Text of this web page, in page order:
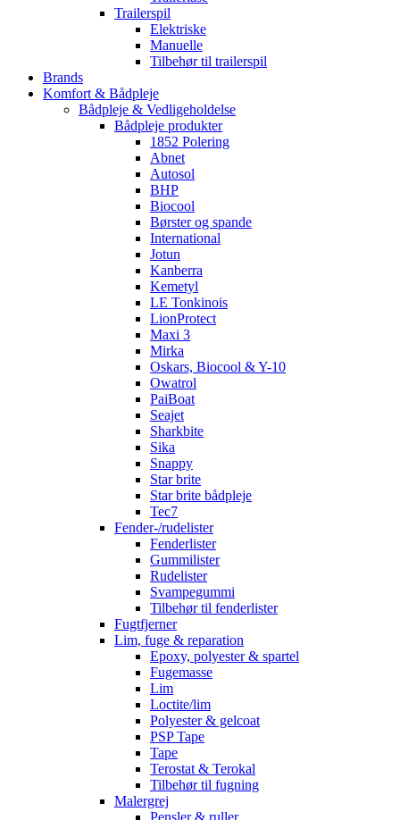
Trailerspil
Elektriske
Manuelle
Tilbehør til trailerspil
Brands
Komfort & Bådpleje
Bådpleje & Vedligeholdelse
Bådpleje produkter
1852 Polering
Abnet
Autosol
BHP
Biocool
Børster og spande
International
Jotun
Kanberra
Kemetyl
LE Tonkinois
LionProtect
Maxi 3
Mirka
Oskars, Biocool & Y-10
Owatrol
PaiBoat
Seajet
Sharkbite
Sika
Snappy
Star brite
Star brite bådpleje
Tec7
Fender-/rudelister
Fenderlister
Gummilister
Rudelister
Svampegummi
Tilbehør til fenderlister
Fugtfjerner
Lim, fuge & reparation
Epoxy, polyester & spartel
Fugemasse
Lim
Loctite/lim
Polyester & gelcoat
PSP Tape
Tape
Terostat & Terokal
Tilbehør til fugning
Malergrej